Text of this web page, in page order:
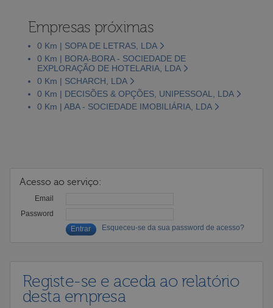
Empresas próximas
0 Km | SOPA DE LETRAS, LDA
0 Km | BORA-BORA - SOCIEDADE DE
EXPLORAÇÃO DE HOTELARIA, LDA
0 Km | SCHARCH, LDA
0 Km | DECISÕES & OPÇÕES, UNIPESSOAL, LDA
0 Km | ABA - SOCIEDADE IMOBILIÁRIA, LDA
Acesso ao serviço:
Email
Password
Esqueceu-se da sua password de acesso?
Registe-se e aceda ao relatório
desta empresa